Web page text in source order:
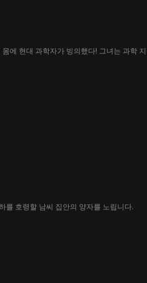
에 현대 과학자가 빙의했다! 그녀는 과학
를 호령할 남씨 집안의 양자를 노립니다.